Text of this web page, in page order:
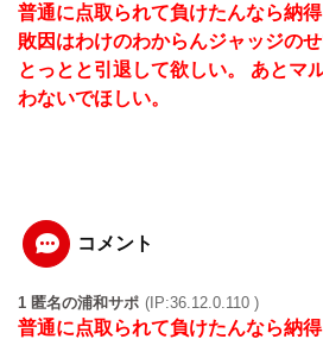
普通に点取られて負けたんなら納
敗因はわけのわからんジャッジの
とっとと引退して欲しい。 あとマ
わないでほしい。
コメント
1 匿名の浦和サポ (IP:36.12.0.110 )
普通に点取られて負けたんなら納